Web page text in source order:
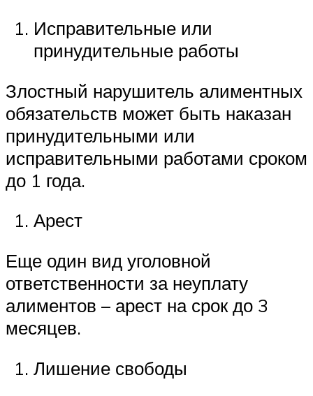
Исправительные или
принудительные работы
Злостный нарушитель алиментных
обязательств может быть наказан
принудительными или
исправительными работами сроком
до 1 года.
Арест
Еще один вид уголовной
ответственности за неуплату
алиментов – арест на срок до 3
месяцев.
Лишение свободы